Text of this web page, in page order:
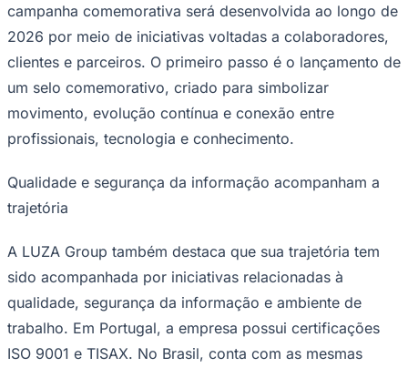
Santos
campanha comemorativa será desenvolvida ao longo de
2026 por meio de iniciativas voltadas a colaboradores,
clientes e parceiros. O primeiro passo é o lançamento de
um selo comemorativo, criado para simbolizar
movimento, evolução contínua e conexão entre
profissionais, tecnologia e conhecimento.
Qualidade e segurança da informação acompanham a
trajetória
A LUZA Group também destaca que sua trajetória tem
sido acompanhada por iniciativas relacionadas à
qualidade, segurança da informação e ambiente de
trabalho. Em Portugal, a empresa possui certificações
ISO 9001 e TISAX. No Brasil, conta com as mesmas